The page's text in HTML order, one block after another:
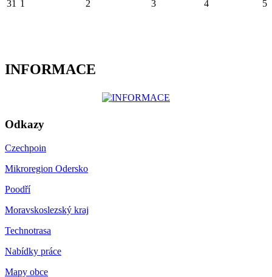
31 1 2 3 4 5
INFORMACE
Odkazy
Czechpoin
Mikroregion Odersko
Poodří
Moravskoslezský kraj
Technotrasa
Nabídky práce
Mapy obce